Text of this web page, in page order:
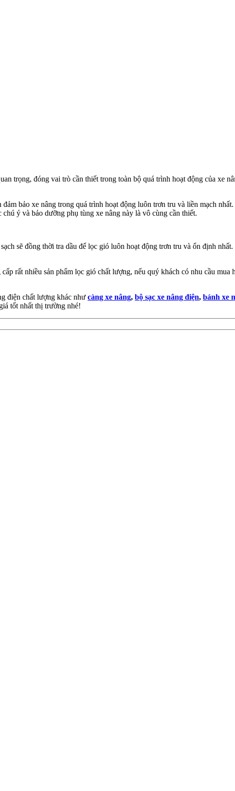
trọng, đóng vai trò cần thiết trong toàn bộ quá trình hoạt động của xe
bảo xe nâng trong quá trình hoạt động luôn trơn tru và liền mạch
ý và bảo dưỡng phụ tùng xe nâng này là vô cùng cần thiết.
sẽ đồng thời tra dầu để lọc gió luôn hoạt động trơn tru và ổn định
rất nhiều sản phẩm lọc gió chất lượng, nếu quý khách có nhu cầu
điện chất lượng khác như càng xe nâng, bộ sạc xe nâng điện, bánh xe
tốt nhất thị trường nhé!